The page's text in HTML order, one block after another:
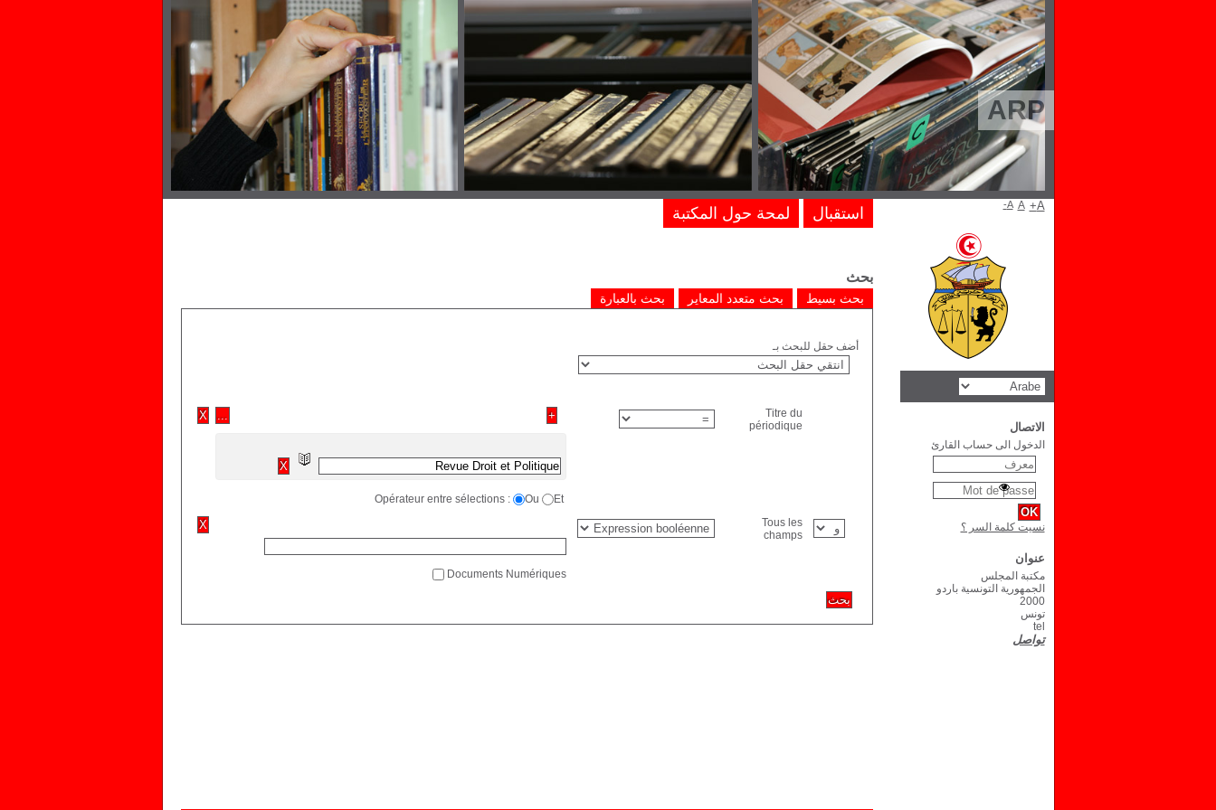
ARP
بحث
بحث بسيط بحث متعدد المعاير بحث بالعبارة
أضف حقل للبحث بـ
Titre du
périodique
Opérateur entre sélections : Ou
Et
Tous les
champs
Documents Numériques
استقبال لمحة حول المكتبة A- A A+
الاتصال
الدخول الى حساب القارئ
نسيت كلمة السر ؟
عنوان
مكتبة المجلس
الجمهورية التونسية باردو
2000
تونس
tel
تواصل